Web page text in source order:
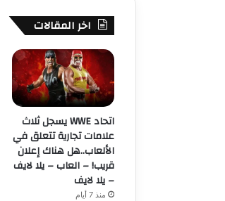
اخر المقالات
اتحاد WWE يسجل ثلاث
علامات تجارية تتعلق في
الألعاب..هل هناك إعلان
قريب! – العاب – يلا لايف
– يلا لايف
منذ 7 أيام